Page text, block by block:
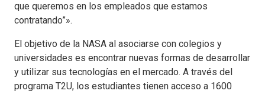
que queremos en los empleados que estamos
contratando”».
El objetivo de la NASA al asociarse con colegios y
universidades es encontrar nuevas formas de desarrollar
y utilizar sus tecnologías en el mercado. A través del
programa T2U, los estudiantes tienen acceso a 1600